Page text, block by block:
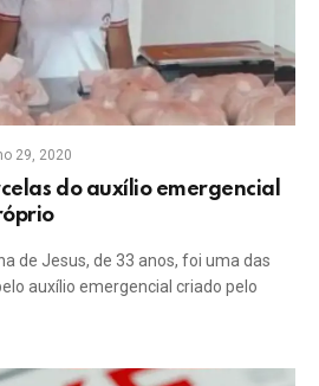
29, 2020
do auxílio emergencial
de Jesus, de 33 anos, foi uma das
auxílio emergencial criado pelo